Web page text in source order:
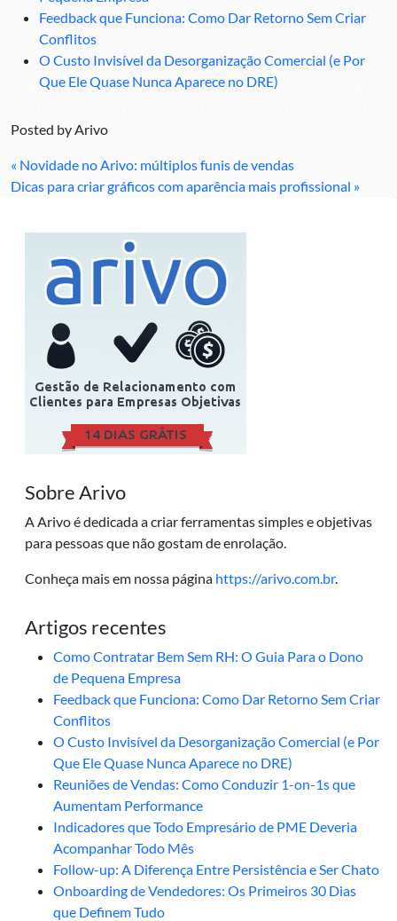
Feedback que Funciona: Como Dar Retorno Sem Criar
Conflitos
O Custo Invisível da Desorganização Comercial (e Por
Que Ele Quase Nunca Aparece no DRE)
Posted byArivo
« Novidade no Arivo: múltiplos funis de vendas
Dicas para criar gráficos com aparência mais profissional »
Sobre Arivo
A Arivo é dedicada a criar ferramentas simples e objetivas
para pessoas que não gostam de enrolação.
Conheça mais em nossa página https://arivo.com.br.
Artigos recentes
Como Contratar Bem Sem RH: O Guia Para o Dono
de Pequena Empresa
Feedback que Funciona: Como Dar Retorno Sem Criar
Conflitos
O Custo Invisível da Desorganização Comercial (e Por
Que Ele Quase Nunca Aparece no DRE)
Reuniões de Vendas: Como Conduzir 1-on-1s que
Aumentam Performance
Indicadores que Todo Empresário de PME Deveria
Acompanhar Todo Mês
Follow-up: A Diferença Entre Persistência e Ser Chato
Onboarding de Vendedores: Os Primeiros 30 Dias
que Definem Tudo